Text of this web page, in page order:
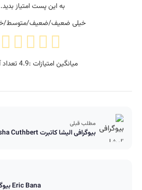
به این پست امتیاز
خیلی ضعیف/ضعیف/متوسط/
میانگین امتیازات :4.9تعداد
مطلب قبلی
بیوگرافی الیشا کاتبرت Elisha Cuthbert
بیوگرافی اریک بانا Eric Bana